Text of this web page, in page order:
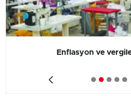
Barış yatırımı,